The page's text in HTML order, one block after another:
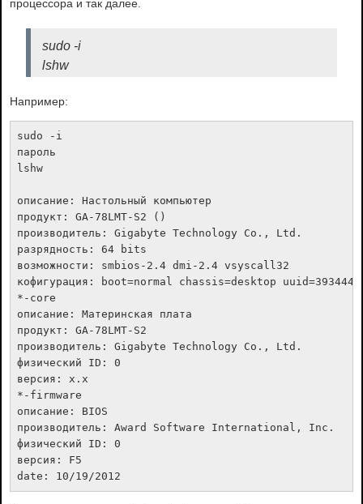
процессора и так далее.
sudo -i
lshw
Например:
sudo -i
пароль
lshw
описание: Настольный компьютер
продукт: GA-78LMT-S2 ()
производитель: Gigabyte Technology Co., Ltd.
разрядность: 64 bits
возможности: smbios-2.4 dmi-2.4 vsyscall32
кофигурация: boot=normal chassis=desktop
*-core
описание: Материнская плата
продукт: GA-78LMT-S2
производитель: Gigabyte Technology Co., Ltd.
физический ID: 0
версия: x.x
*-firmware
описание: BIOS
производитель: Award Software International, Inc.
физический ID: 0
версия: F5
date: 10/19/2012